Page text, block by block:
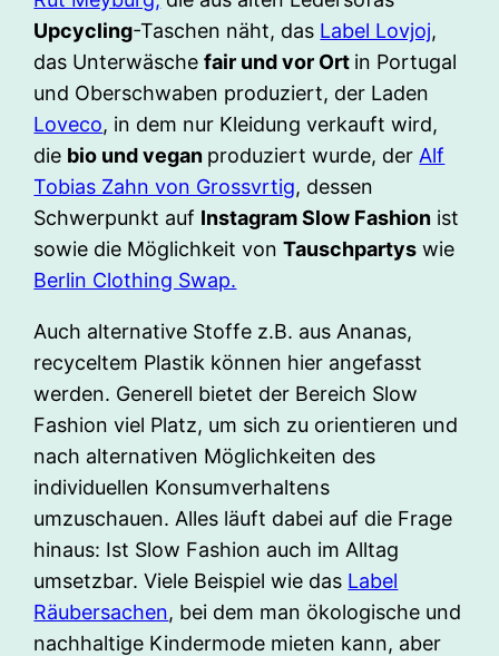
Upcycling-Taschen näht, das Label Lovjoj,
das Unterwäschefair und vor Ort in Portugal
und Oberschwaben produziert, der Laden
Loveco, in dem nur Kleidung verkauft wird,
die bio und vegan produziert wurde, der Alf
Tobias Zahn von Grossvrtig, dessen
Schwerpunkt auf Instagram Slow Fashion ist
sowie die Möglichkeit vonTauschpartys wie
Berlin Clothing Swap.
Auch alternative Stoffe z.B. aus Ananas,
recyceltem Plastik können hier angefasst
werden. Generell bietet der Bereich Slow
Fashion viel Platz, um sich zu orientieren und
nach alternativen Möglichkeiten des
individuellen Konsumverhaltens
umzuschauen. Alles läuft dabei auf die Frage
hinaus: Ist Slow Fashion auch im Alltag
umsetzbar. Viele Beispiel wie das Label
Räubersachen, bei dem man ökologische und
nachhaltige Kindermode mieten kann, aber